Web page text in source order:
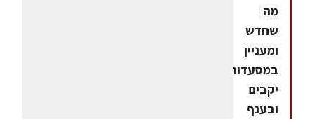
מה
שחדש
ומעניין
במסעדות,
יקבים
ובענף